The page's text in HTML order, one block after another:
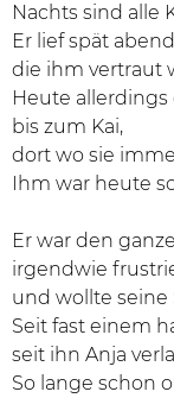
Nachts sind alle
Er lief spät
die ihm vertraut
Heute allerdings
bis zum Kai,
dort wo sie
Ihm war heute
Er war den
irgendwie
und wollte
Seit fast einem
seit ihn Anja
So lange schon